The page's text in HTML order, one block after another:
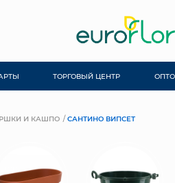
ТОРГОВЫЙ ЦЕНТР
И КАШПО САНТИНО ВИПСЕТ